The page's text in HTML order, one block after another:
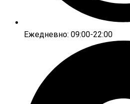
Ежедневно: 09:00-22:00